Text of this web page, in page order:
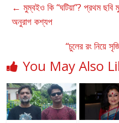
← মুম্বইও কি “ঘটিয়া”? প্রথম
অনুরাগ কশ্যপ
“চুলের রং নিয়ে
You May Also